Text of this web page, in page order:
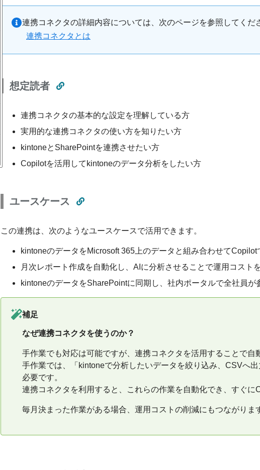
連携コネクタの詳細内容については、次のページを参照してくだ
連携コネクタとは
想定読者
連携コネクタの基本的な設定を理解している方
実用的な連携コネクタの使い方を知りたい方
kintoneとSharePointを連携させたい方
Copilotを活用してkintoneのデータ分析をしたい方
ユースケース
この連携は、次のようなユースケースで活用できます。
kintoneのデータをMicrosoft 365上のデータと組み合わせてCopilot
月次レポート作成を自動化し、AIに分析させることで運用コスト
kintoneのデータをSharePointに同期し、社内ポータルで全社員が
補足
なぜ連携コネクタを使うのか？
手作業でも対応は可能ですが、連携コネクタを活用することで自
手作業では、「kintoneで分析したいデータを絞り込み、CSVへ
必要です。
連携コネクタを利用すると、これらの作業を自動化でき、すぐに
毎月決まった作業がある場合、運用コストの削減にもつながりま